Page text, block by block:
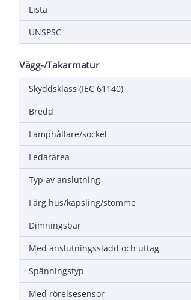
Lista
UNSPSC
Vägg-/Takarmatur
Skyddsklass (IEC 61140)
Bredd
Lamphållare/sockel
Ledararea
Typ av anslutning
Färg hus/kapsling/stomme
Dimningsbar
Med anslutningssladd och uttag
Spänningstyp
Med rörelsesensor